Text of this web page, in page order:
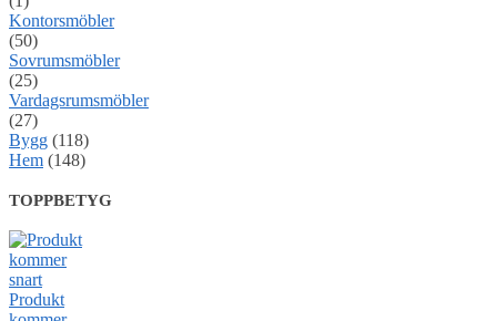
Kontorsmöbler
(50)
Sovrumsmöbler
(25)
Vardagsrumsmöbler
(27)
Bygg (118)
Hem (148)
TOPPBETYG
Produkt